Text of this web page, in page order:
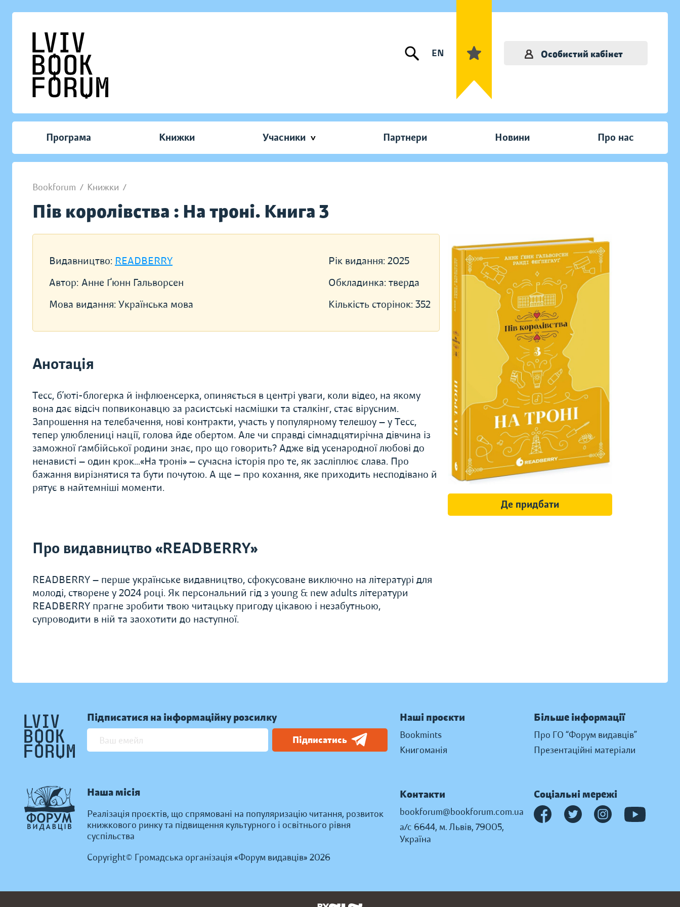
EN Особистий кабінет
Програма Книжки Учасники Партнери Новини Про нас
Bookforum / Книжки /
Пів королівства : На троні. Книга 3
Видавництво: READBERRY
Автор: Анне Ґюнн Гальворсен
Мова видання: Українська мова
Рік видання: 2025
Обкладинка: тверда
Кількість сторінок: 352
Анотація
Тесс, б’юті-блогерка й інфлюенсерка, опиняється в центрі уваги, коли відео, на якому
вона дає відсіч попвиконавцю за расистські насмішки та сталкінг, стає вірусним.
Запрошення на телебачення, нові контракти, участь у популярному телешоу — у Тесс,
тепер улюблениці нації, голова йде обертом. Але чи справді сімнадцятирічна дівчина із
заможної ґамбійської родини знає, про що говорить? Адже від усенародної любові до
ненависті — один крок…«На троні» — сучасна історія про те, як засліплює слава. Про
бажання вирізнятися та бути почутою. А ще — про кохання, яке приходить несподівано й
рятує в найтемніші моменти.
Про видавництво «READBERRY»
READBERRY — перше українське видавництво, сфокусоване виключно на літературі для
молоді, створене у 2024 році. Як персональний гід з young & new adults літератури
READBERRY прагне зробити твою читацьку пригоду цікавою і незабутньою,
супроводити в ній та заохотити до наступної.
Де придбати
Підписатися на інформаційну розсилку
Підписатись
Наша місія
Реалізація проєктів, що спрямовані на популяризацію читання, розвиток
книжкового ринку та підвищення культурного і освітнього рівня
суспільства
Copyright© Громадська організація «Форум видавців» 2026
Наші проєкти
Bookmints
Книгоманія
Більше інформації
Про ГО “Форум видавців”
Презентаційні матеріали
Контакти
bookforum@bookforum.com.ua
а/с 6644, м. Львів, 79005,
Україна
Соціальні мережі